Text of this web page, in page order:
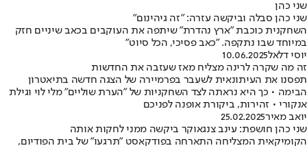
שני כהן
שני כהן סבלה וביקשה עזרה: "זה גיהינום"
השחקנית כוכבת "ארץ נהדרת" שיתפה את העוקבים בכאב שיניים חזק
במיוחד שבו נתקפה. "כאב פסיכי, הכל סיוט"
יוסי דלאל10.06.2025
זה מה שקרה לרינה מצליח מאז שעזבה את החדשות
תפסנו את העיתונאית לשעבר בפרמיירה של הצגה חדשה בתיאטרון
הבימה • כך היא נראתה לצד השחקניות של "הערת שוליים" מלי לוי וגילת
אנקורי • זהירות, ביקורת אופנה לפניכם
יואב מאיר25.02.2025
שני כהן חושפת: עינב צנגאוקר ביקשה ממני לחקות אותה
הקומיקאית המצליחה התארחה בפודקאסט "תרגעו" של בית הפודיום,